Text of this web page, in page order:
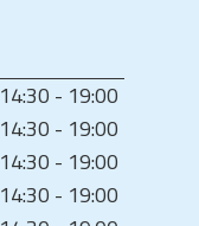
14:30 - 19:00
14:30 - 19:00
14:30 - 19:00
14:30 - 19:00